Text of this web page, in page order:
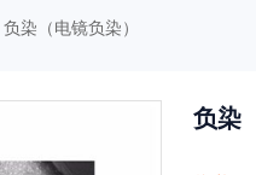
负染（电镜负染）
负染